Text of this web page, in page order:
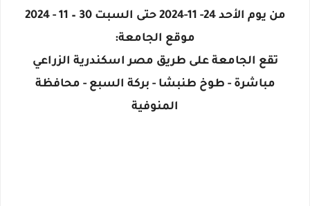
من يوم الأحد 24- 11-2024 حتى السبت 30 – 11 - 2024
موقع الجامعة:
تقع الجامعة على طريق مصر اسكندرية الزراعي
مباشرة - طوخ طنبشا - بركة السبع - محافظة
المنوفية